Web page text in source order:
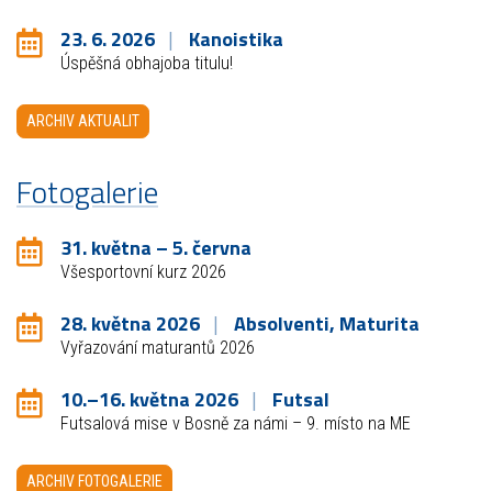
23. 6. 2026 Kanoistika
Úspěšná obhajoba titulu!
ARCHIV AKTUALIT
Fotogalerie
31. května – 5. června
Všesportovní kurz 2026
28. května 2026 Absolventi, Maturita
Vyřazování maturantů 2026
10.–16. května 2026 Futsal
Futsalová mise v Bosně za námi – 9. místo na ME
ARCHIV FOTOGALERIE